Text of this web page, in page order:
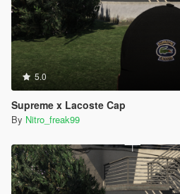
5.0
Supreme x Lacoste Cap
By Nitro_freak99